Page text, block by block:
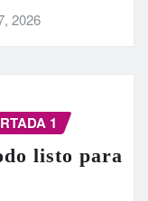
2026
1
listo para